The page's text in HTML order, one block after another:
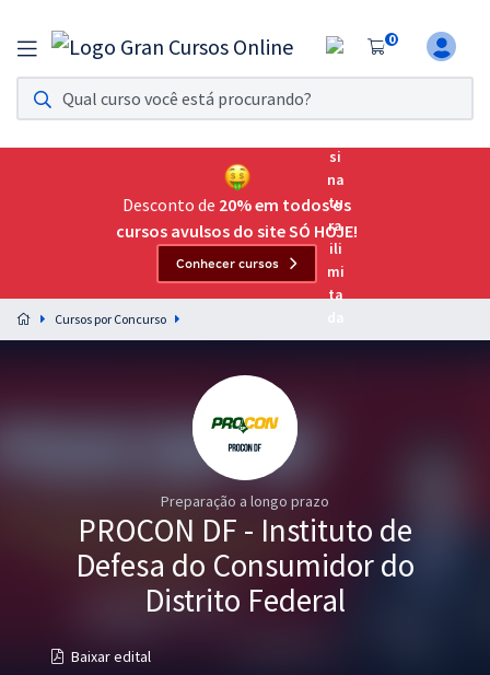
0
Assinatura Ilimitada 11
Acesso a todos os cursos. Teste grátis por 7 dias!
Assinatura OAB Até Passar
Acesso ilimitado a toda preparação para o Exame da
Preparação completa e intensiva para as principais
residências em saúde do Brasil
Graduação
Mentorias
Desconto de 20% em todos os
cursos avulsos do site SÓ HOJE!
Conhecer cursos
Cursos por Concurso
Preparação a longo prazo
PROCON DF - Instituto de
Defesa do Consumidor do
Distrito Federal
Baixar edital